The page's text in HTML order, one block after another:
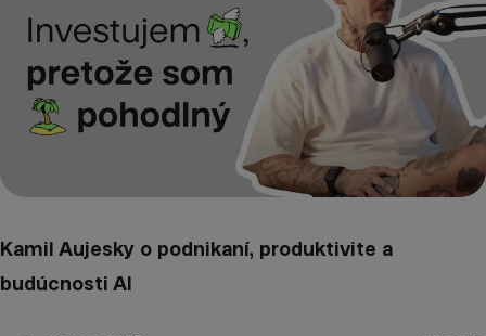
Kamil Aujesky o podnikaní, produktivite a
budúcnosti AI